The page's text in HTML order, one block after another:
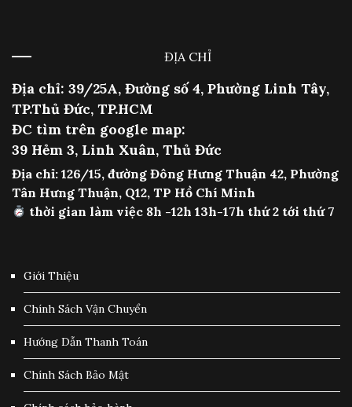
ĐỊA CHỈ
Địa chỉ: 39/25A, Đường số 4, Phường Linh Tây,
TP.Thủ Đức, TP.HCM
ĐC tìm trên google map:
39 Hẻm 3, Linh Xuân, Thủ Đức
Địa chỉ: 126/15, đường Đông Hưng Thuận 42, Phường
Tân Hưng Thuận, Q12, TP Hồ Chí Minh
thời gian làm việc 8h -12h 13h-17h thứ 2 tới thứ 7
Giới Thiệu
Chính Sách Vận Chuyển
Hướng Dẫn Thanh Toán
Chính Sách Bảo Mật